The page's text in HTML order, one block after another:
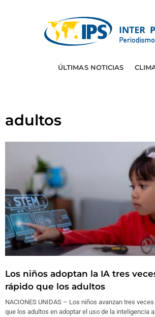
ÚLTIMAS NOTICIAS
adultos
Los niños adoptan la IA tres
rápido que los adultos
NACIONES UNIDAS – Los niños avanzan tres
que los adultos en adoptar el uso de la inteligencia